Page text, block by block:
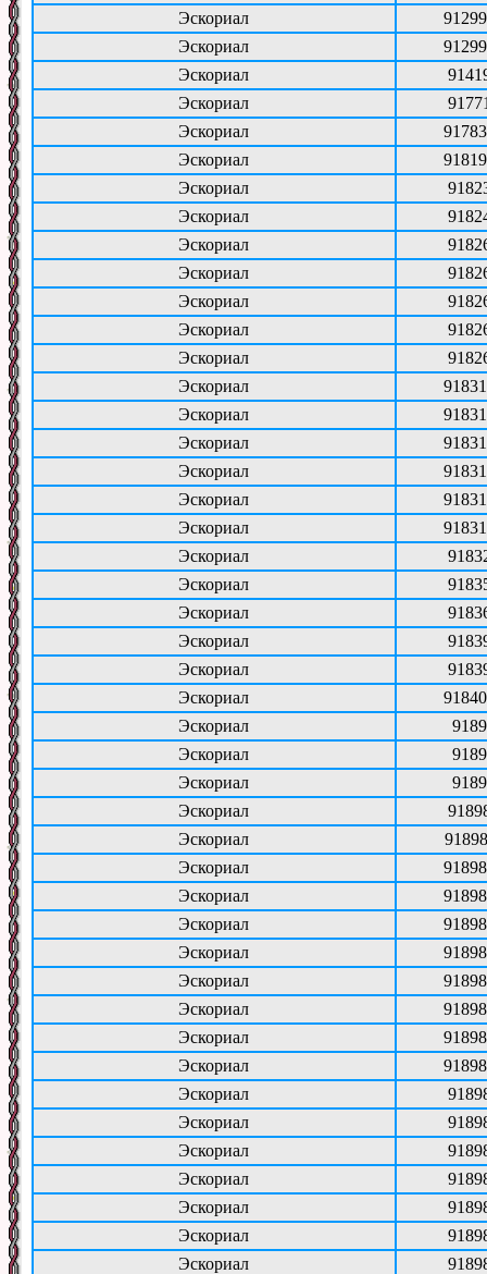
Эскориал
Эскориал
Эскориал
Эскориал
Эскориал
Эскориал
Эскориал
Эскориал
Эскориал
Эскориал
Эскориал
Эскориал
Эскориал
Эскориал
Эскориал
Эскориал
Эскориал
Эскориал
Эскориал
Эскориал
Эскориал
Эскориал
Эскориал
Эскориал
Эскориал
Эскориал
Эскориал
Эскориал
Эскориал
Эскориал
Эскориал
Эскориал
Эскориал
Эскориал
Эскориал
Эскориал
Эскориал
Эскориал
Эскориал
Эскориал
Эскориал
Эскориал
Эскориал
Эскориал
Эскориал